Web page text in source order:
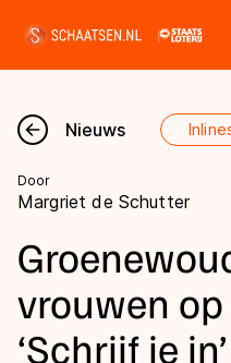
Nieuws
Kalender
Disciplines
Marathon
Uitslagen
Nieuws
Door
Margriet de Schutter
vrouwen
‘Schrijf je in’